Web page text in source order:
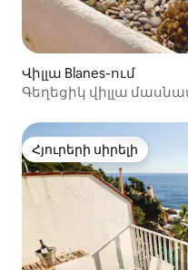
Վիլլա Blanes-ում
Գեղեցիկ վիլլա
Հյուրերի սիրելի
Հյուրերի սիրելի